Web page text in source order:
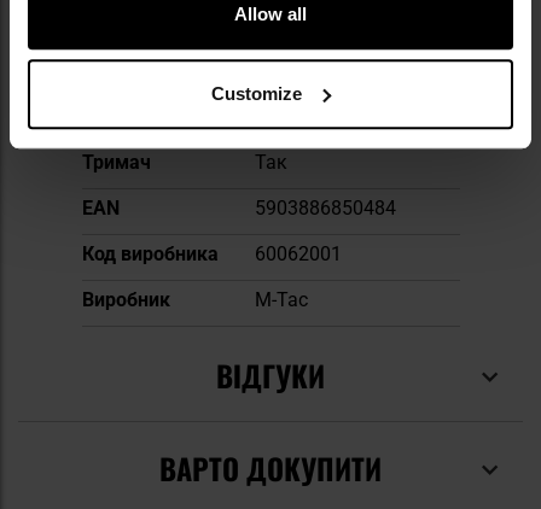
Allow all
Customize
165 г
Місткість
250 мл
Тримач
Так
EAN
5903886850484
Код виробника
60062001
Виробник
M-Tac
ВІДГУКИ
ВАРТО ДОКУПИТИ